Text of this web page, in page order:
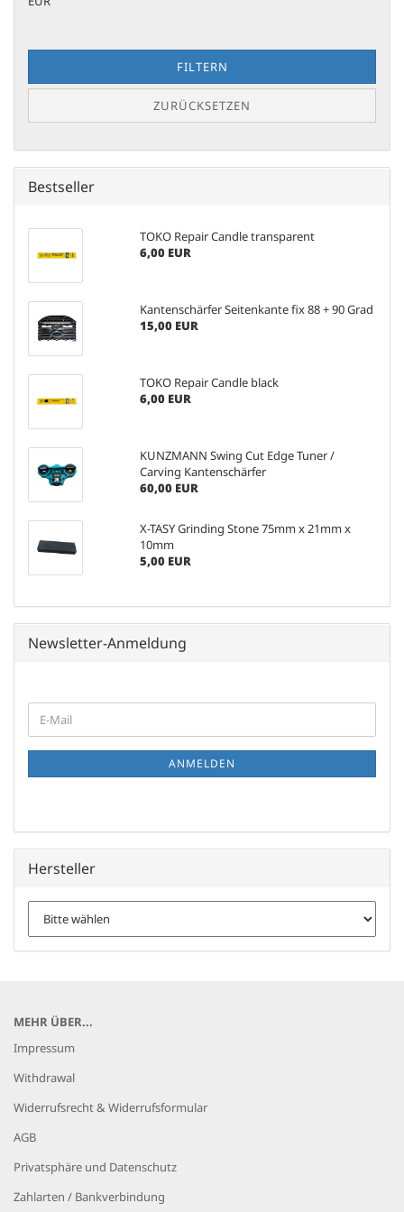
FILTERN
ZURÜCKSETZEN
Bestseller
TOKO Repair Candle transparent
6,00 EUR
Kantenschärfer Seitenkante fix 88 + 90 Grad
15,00 EUR
TOKO Repair Candle black
6,00 EUR
KUNZMANN Swing Cut Edge Tuner /
Carving Kantenschärfer
60,00 EUR
X-TASY Grinding Stone 75mm x 21mm x
10mm
5,00 EUR
Newsletter-Anmeldung
ZUR
NEWSLETTER-
E-
Mail
ANMELDEN
Hersteller
MEHR ÜBER...
Impressum
Withdrawal
Widerrufsrecht & Widerrufsformular
AGB
Privatsphäre und Datenschutz
Zahlarten / Bankverbindung